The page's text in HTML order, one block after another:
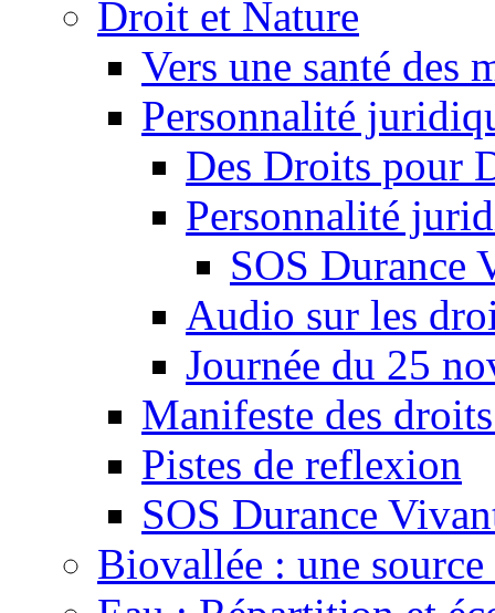
Droit et Nature
Vers une santé des
Personnalité
Des Droits pour
Personnalité
SOS Durance
Audio sur les
Journée du 25
Manifeste des
Pistes de reflexion
SOS Durance
Biovallée : une